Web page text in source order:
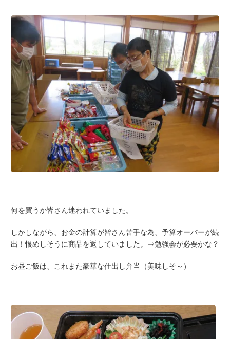
何を買うか皆さん迷われていました。
しかしながら、お金の計算が皆さん苦手な為、予算オーバーが続
出！恨めしそうに商品を返していました。⇒勉強会が必要かな？
お昼ご飯は、これまた豪華な仕出し弁当（美味しそ～）